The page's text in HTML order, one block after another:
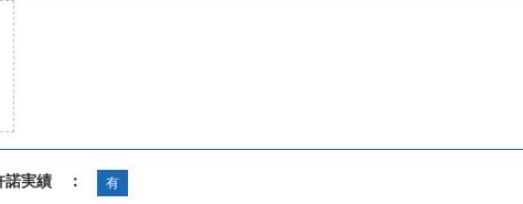
諾実績 ： 有